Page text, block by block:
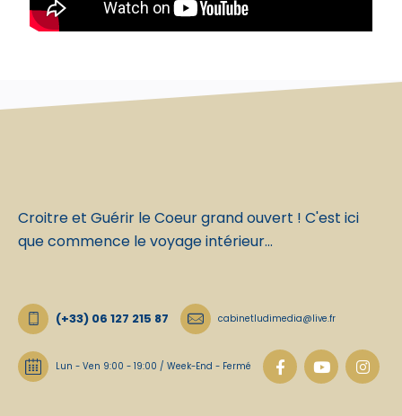
Croitre et Guérir le Coeur grand ouvert ! C'est ici
que commence le voyage intérieur...
(+33) 06 127 215 87 cabinetludimedia@live.fr
Lun - Ven 9:00 - 19:00 / Week-End - Fermé